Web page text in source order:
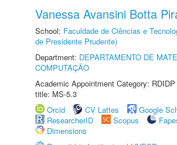
Vanessa Avansini Botta
School: Faculdade de Ciências e
de Presidente Prudente)
Department: DEPARTAMENTO DE
COMPUTAÇÃO
Academic Appointment Category:
title: MS-5.3
Orcid
CV Lattes
Google
ResearcherID
Scopus
Dimensions